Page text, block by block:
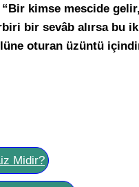
“Bir kimse mescide gelir,
bir sevâb alırsa bu
oturan üzüntü
Midir?